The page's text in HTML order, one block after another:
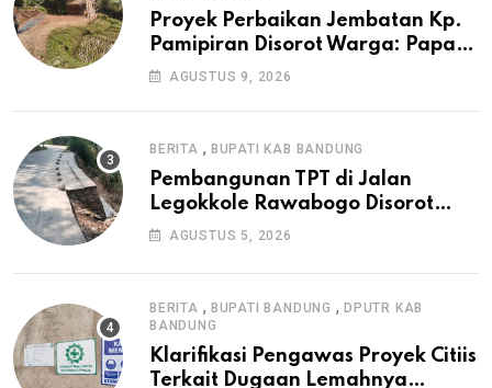
Proyek Perbaikan Jembatan Kp.
Pamipiran Disorot Warga: Papan
Informasi Tak Cantumkan PPK,
AGUSTUS 9, 2026
BERITA , BUPATI KAB BANDUNG
Pembangunan TPT di Jalan
Legokkole Rawabogo Disorot
Warga, Selesai Tanpa Papan
AGUSTUS 5, 2026
BERITA , BUPATI BANDUNG ,DPUTR KAB
BANDUNG
Klarifikasi Pengawas Proyek Citiis
Terkait Dugaan Lemahnya